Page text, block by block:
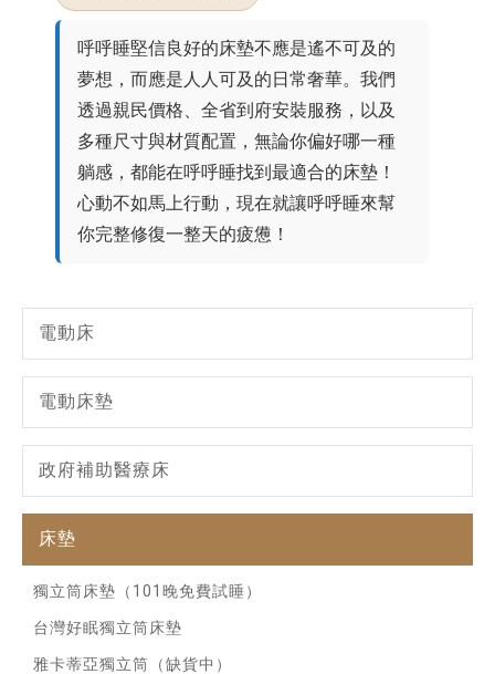
電動床
電動床墊
政府補助醫療床
床墊
獨立筒床墊（101晚免費試睡）
台灣好眠獨立筒床墊
雅卡蒂亞獨立筒（缺貨中）
呼呼睡堅信良好的床墊不應是遙不可及的
夢想，而應是人人可及的日常奢華。我們
透過親民價格、全省到府安裝服務，以及
多種尺寸與材質配置，無論你偏好哪一種
躺感，都能在呼呼睡找到最適合的床墊！
心動不如馬上行動，現在就讓呼呼睡來幫
你完整修復一整天的疲憊！